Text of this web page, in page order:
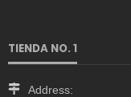
TIENDA NO. 1
Address: